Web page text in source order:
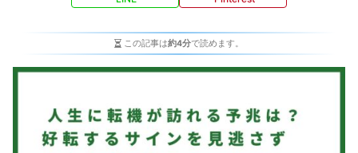
この記事は約4分で読めます。